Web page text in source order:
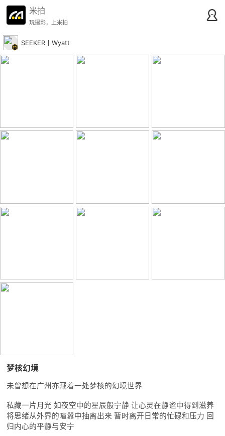
米拍
玩摄影，上米拍
SEEKER丨Wyatt
梦核幻境
未曾想在广州亦藏着一处梦核的幻境世界
私藏一片月光 如夜空中的星辰般宁静 让心灵在静谧中得到滋养
将思绪从外界的喧嚣中抽离出来 暂时离开日常的忙碌和压力 回
归内心的平静与安宁